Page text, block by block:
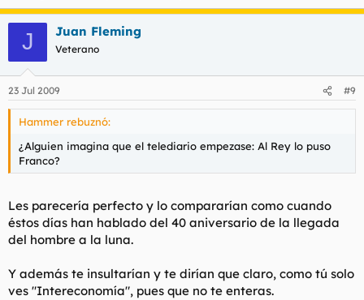
J Juan Fleming
Veterano
23 Jul 2009 #9
Hammer rebuznó:
¿Alguien imagina que el telediario empezase: Al Rey lo puso
Franco?
Les parecería perfecto y lo compararían como cuando
éstos días han hablado del 40 aniversario de la llegada
del hombre a la luna.
Y además te insultarían y te dirían que claro, como tú solo
ves "Intereconomía", pues que no te enteras.